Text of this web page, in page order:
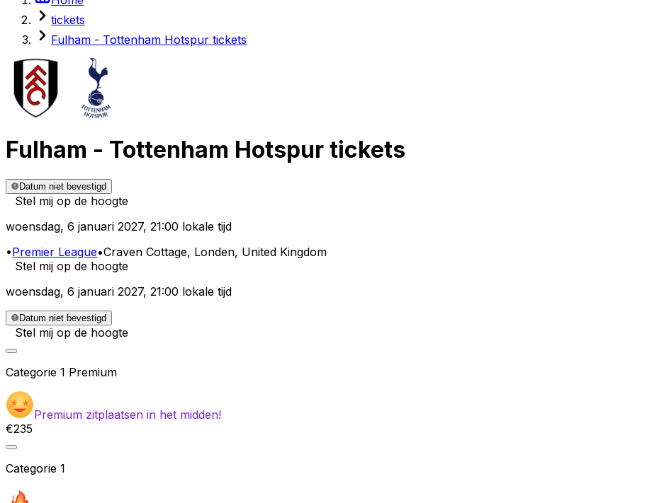
tickets
Fulham - Tottenham Hotspur tickets
Fulham - Tottenham Hotspur tickets
Datum niet bevestigd
Stel mij op de hoogte
woensdag, 6 januari 2027, 21:00 lokale tijd
•Premier League•Craven Cottage, Londen, United Kingdom
Stel mij op de hoogte
woensdag, 6 januari 2027, 21:00 lokale tijd
Datum niet bevestigd
Stel mij op de hoogte
Categorie 1 Premium
Premium zitplaatsen in het midden!
€235
Categorie 1